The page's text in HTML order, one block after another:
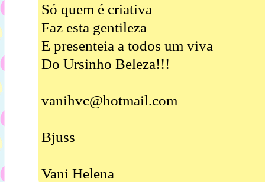
Só quem é criativa
Faz esta gentileza
E presenteia a todos um viva
Do Ursinho Beleza!!!
vanihvc@hotmail.com
Bjuss
Vani Helena